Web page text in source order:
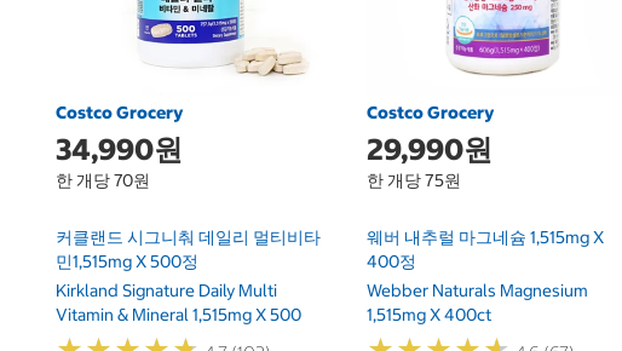
Costco Grocery
34,990원
한 개당 70원
커클랜드 시그니춰 데일리 멀티비타
민1,515mg X 500정
Kirkland Signature Daily Multi
Vitamin & Mineral 1,515mg X 500
Costco Grocery
29,990원
한 개당 75원
웨버 내추럴 마그네슘 1,515mg X
400정
Webber Naturals Magnesium
1,515mg X 400ct